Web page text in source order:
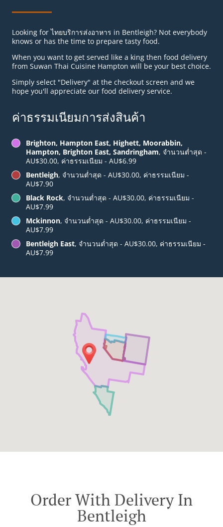
Looking for ไทยบริการส่งอาหาร in Bentleigh? Not everybody
knows or has the time to prepare tasty food.
When you want to get served like a king then food delivery
from Suwan Thai Cuisine Hampton will be your best choice.
Simply select "Delivery" at the checkout screen and we
hope you'll appreciate our food delivery service.
ค่าธรรมเนียมการส่งสินค้า
Brighton, Hampton East, Highett, Moorabbin,
Hampton, Brighton East, Sandringham, จำนวนต่ำสุด -
AU$30.00, ค่าธรรมเนียม - AU$6.99
Bentleigh, จำนวนต่ำสุด - AU$30.00, ค่าธรรมเนียม -
AU$7.90
Black Rock, จำนวนต่ำสุด - AU$30.00, ค่าธรรมเนียม -
AU$7.99
Mckinnon, จำนวนต่ำสุด - AU$30.00, ค่าธรรมเนียม -
AU$7.99
Bentleigh East, จำนวนต่ำสุด - AU$30.00, ค่าธรรมเนียม -
AU$7.99
Order With Delivery In
Bentleigh